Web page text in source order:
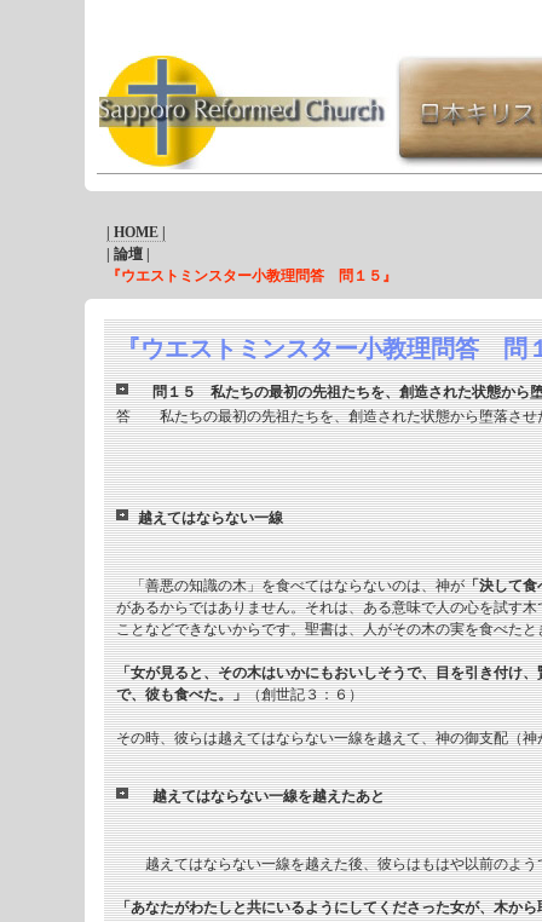
| HOME |
| 論壇 |
『ウエストミンスター小教理問答 問１５』
『ウエストミンスター小教理問答 問
問１５ 私たちの最初の先祖たちを、創造された状態から
答 私たちの最初の先祖たちを、創造された状態から堕落させ
越えてはならない一線
「善悪の知識の木」を食べてはならないのは、神が「決して食
があるからではありません。それは、ある意味で人の心を試す
ことなどできないからです。聖書は、人がその木の実を食べた
「女が見ると、その木はいかにもおいしそうで、目を引き付け
で、彼も食べた。」（創世記３：６）
その時、彼らは越えてはならない一線を越えて、神の御支配（
越えてはならない一線を越えたあと
越えてはならない一線を越えた後、彼らはもはや以前のよう
「あなたがわたしと共にいるようにしてくださった女が、木か